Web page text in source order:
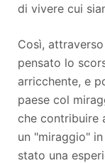
di vivere cui
Così,
pensato lo
arricchente, e
paese col
che contribuire
un "miraggio"
stato una